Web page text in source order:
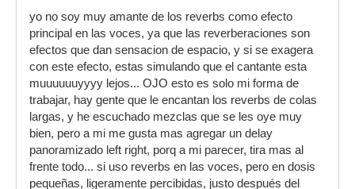
yo no soy muy amante de los reverbs como efecto
principal en las voces, ya que las reverberaciones son
efectos que dan sensacion de espacio, y si se exagera
con este efecto, estas simulando que el cantante esta
muuuuuuyyyy lejos... OJO esto es solo mi forma de
trabajar, hay gente que le encantan los reverbs de colas
largas, y he escuchado mezclas que se les oye muy
bien, pero a mi me gusta mas agregar un delay
panoramizado left right, porq a mi parecer, tira mas al
frente todo... si uso reverbs en las voces, pero en dosis
pequeñas, ligeramente percibidas, justo después del